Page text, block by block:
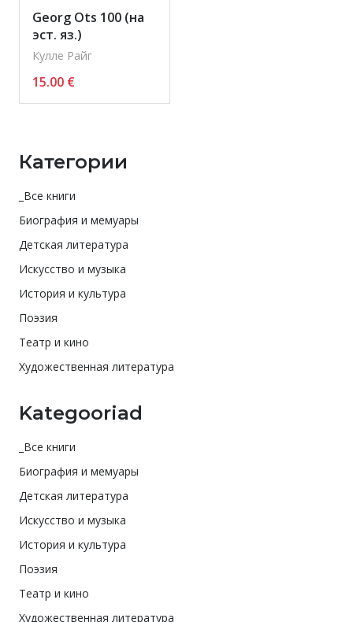
Категории
_Все книги
Биография и мемуары
Детская литература
Искусство и музыка
История и культура
Поэзия
Театр и кино
Художественная литература
Kategooriad
_Все книги
Биография и мемуары
Детская литература
Искусство и музыка
История и культура
Поэзия
Театр и кино
Художественная литература
Georg Ots 100 (на
эст. яз.)
Кулле Райг
15.00 €